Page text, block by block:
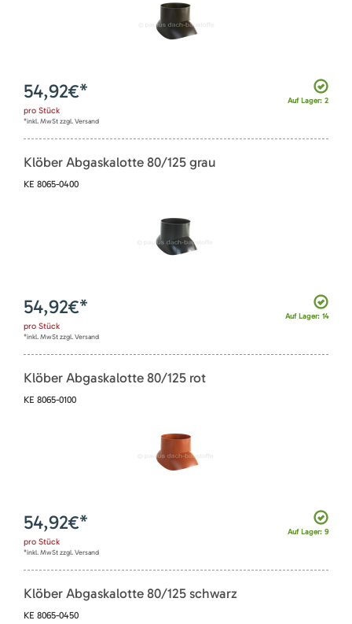
Auf Lager: 2
54,92€*
pro Stück
*inkl. MwSt zzgl. Versand
Klöber Abgaskalotte 80/125 grau
KE 8065-0400
Auf Lager: 14
54,92€*
pro Stück
*inkl. MwSt zzgl. Versand
Klöber Abgaskalotte 80/125 rot
KE 8065-0100
Auf Lager: 9
54,92€*
pro Stück
*inkl. MwSt zzgl. Versand
Klöber Abgaskalotte 80/125 schwarz
KE 8065-0450